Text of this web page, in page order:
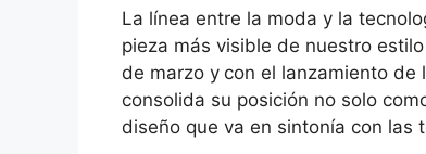
X
(Twitter)
Facebook
LinkedIn
EmailWhatsApp
La línea entre la moda y la
pieza más visible de nuestro
de marzo y con el lanzamiento de
consolida su posición no solo
diseño que va en sintonía con las